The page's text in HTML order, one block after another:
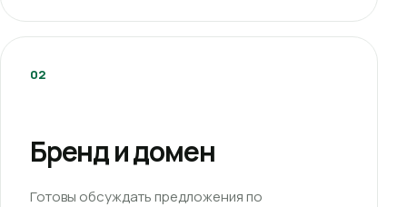
02
Бренд и домен
Готовы обсуждать предложения по